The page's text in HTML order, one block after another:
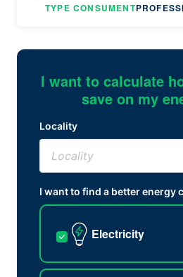
TYPE CONSUMENT
I want to calculate
save on my
Locality
I want to find a better energy
Electricity